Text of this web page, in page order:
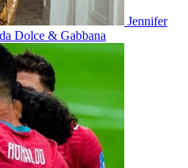
Jennifer
Dolce & Gabbana